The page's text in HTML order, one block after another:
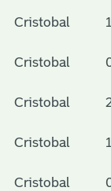
Cristobal
Cristobal
Cristobal
Cristobal
Cristobal